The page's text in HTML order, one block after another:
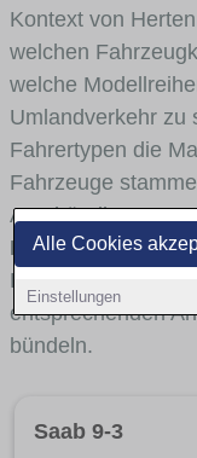
Alle Cookies
Einstellungen
Kontext von
welchen
welche
Umlandverkehr zu
Fahrertypen die
Fahrzeuge
Autohändlern aus
Bestandhaben.
Bedarf zu
entsprechenden
bündeln.
Saab 9-3